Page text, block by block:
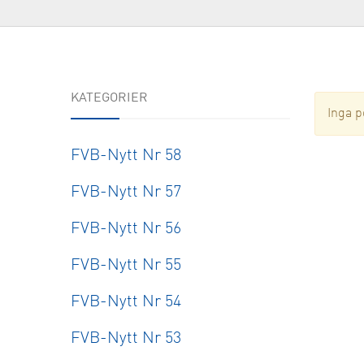
KATEGORIER
FVB-Nytt Nr 58
FVB-Nytt Nr 57
FVB-Nytt Nr 56
FVB-Nytt Nr 55
FVB-Nytt Nr 54
FVB-Nytt Nr 53
Inga